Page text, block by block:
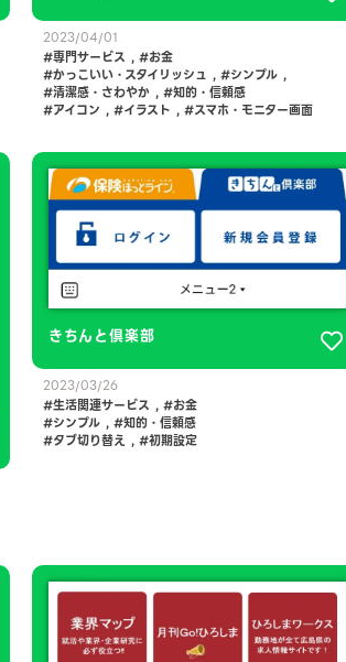
2023/04/01
専門サービス ,
お金
かっこいい・スタイリッシュ , シンプル ,
清潔感・さわやか ,
知的・信頼感
アイコン , イラスト , スマホ・モニター画面
きちんと倶楽部
2023/03/26
生活関連サービス ,
お金
シンプル ,
知的・信頼感
タブ切り替え , 初期設定